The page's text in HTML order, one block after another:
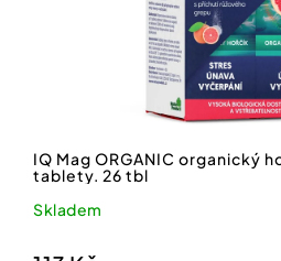
IQ Mag ORGANIC organický
tablety. 26 tbl
Skladem